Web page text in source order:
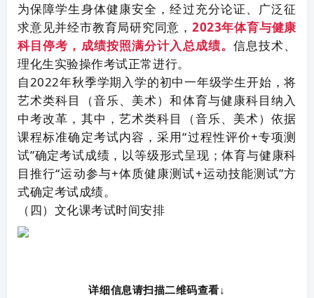
为保障学生身体健康安全，经过充分论证、广泛征
求意见并经市教育局研究同意，2023年体育与健康
科目停考，成绩按照满分计入总成绩。 信息技术、
理化生实验操作考试正常进行。
自2022年秋季学期入学的初中一年级学生开始，将
艺术类科目（音乐、美术）和体育与健康科目纳入
中考改革，其中，艺术类科目（音乐、美术）依据
课程标准确定考试内容，采用“过程性评价+专项测
试”确定考试成绩，以等级形式呈现；体育与健康科
目推行“运动参与+体质健康测试+运动技能测试”方
式确定考试成绩。
（四）文化课考试时间安排
详细信息请扫描二维码查看↓